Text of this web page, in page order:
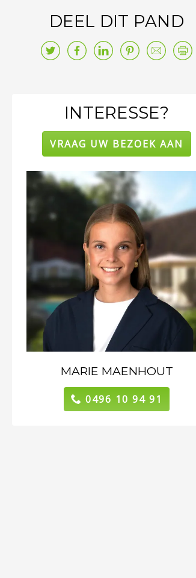
DEEL DIT PAND
INTERESSE?
VRAAG UW BEZOEK AAN
MARIE MAENHOUT
0496 10 94 91